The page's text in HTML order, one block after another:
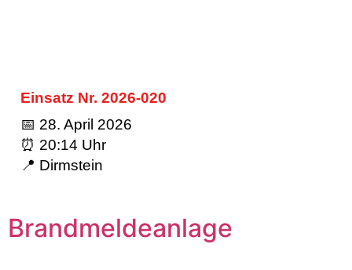
Einsatz Nr. 2026-020
📅 28. April 2026
⏰ 20:14 Uhr
📍 Dirmstein
Brandmeldeanlage